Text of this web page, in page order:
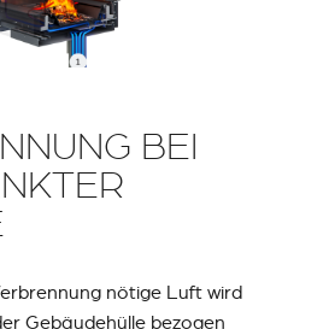
BEI
nötige Luft wird
Gebäudehülle bezogen